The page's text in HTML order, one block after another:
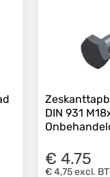
DIN 931
€ 4.75
€ 4,75excl.